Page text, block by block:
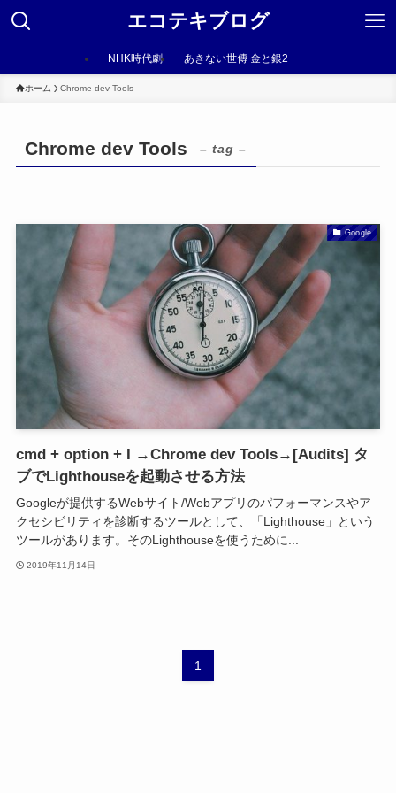
エコテキブログ
NHK時代劇 あきない世傳 金と銀2
ホーム Chrome dev Tools
Chrome dev Tools – tag –
Google
cmd + option + I →Chrome dev Tools→[Audits] タ
ブでLighthouseを起動させる方法
Googleが提供するWebサイト/Webアプリのパフォーマンスやア
クセシビリティを診断するツールとして、「Lighthouse」という
ツールがあります。そのLighthouseを使うために...
2019年11月14日
1